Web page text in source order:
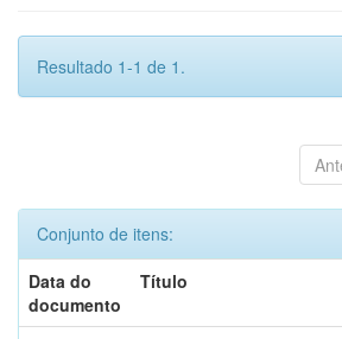
Resultado 1-1 de 1.
Conjunto de itens:
Data do
documento
Título